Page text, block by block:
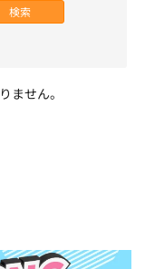
検索
ません。